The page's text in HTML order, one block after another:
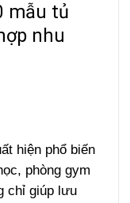
mẫu tủ
nhu
hiện phổ biến
phòng gym
chỉ giúp lưu